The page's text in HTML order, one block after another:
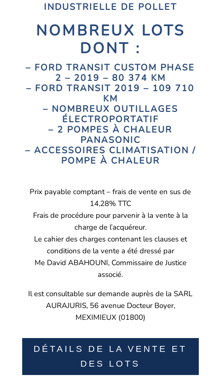
INDUSTRIELLE DE POLLET
NOMBREUX LOTS
DONT :
– FORD TRANSIT CUSTOM PHASE
2 – 2019 – 80 374 KM
– FORD TRANSIT 2019 – 109 710
KM
– NOMBREUX OUTILLAGES
ÉLECTROPORTATIF
– 2 POMPES À CHALEUR
PANASONIC
– ACCESSOIRES CLIMATISATION /
POMPE À CHALEUR
Prix payable comptant – frais de vente en sus de
14,28% TTC
Frais de procédure pour parvenir à la vente à la
charge de l’acquéreur.
Le cahier des charges contenant les clauses et
conditions de la vente a été dressé par
Me David ABAHOUNI, Commissaire de Justice
associé.
Il est consultable sur demande auprès de la SARL
AURAJURIS, 56 avenue Docteur Boyer,
MEXIMIEUX (01800)
DÉTAILS DE LA VENTE ET
DES LOTS